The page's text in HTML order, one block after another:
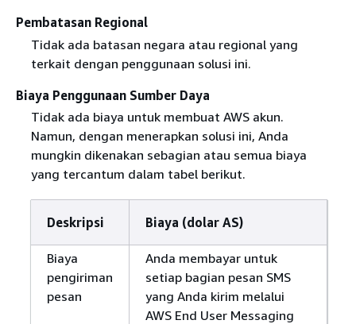
Pembatasan Regional
Tidak ada batasan negara atau regional yang
terkait dengan penggunaan solusi ini.
Biaya Penggunaan Sumber Daya
Tidak ada biaya untuk membuat AWS akun.
Namun, dengan menerapkan solusi ini, Anda
mungkin dikenakan sebagian atau semua biaya
yang tercantum dalam tabel berikut.
Deskripsi Biaya (dolar AS)
Biaya
pengiriman
pesan
Anda membayar untuk
setiap bagian pesan SMS
yang Anda kirim melalui
AWS End User Messaging